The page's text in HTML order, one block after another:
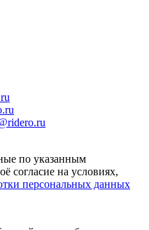
по указанным
согласие на условиях,
персональных данных